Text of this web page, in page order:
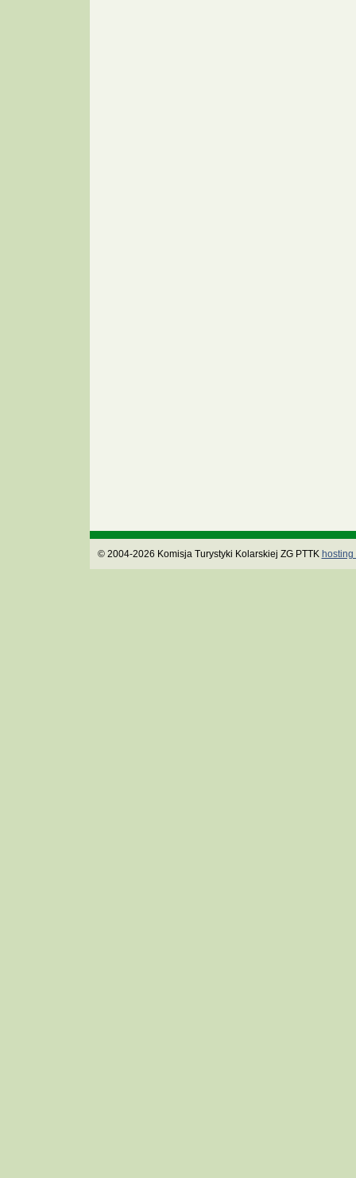
© 2004-2026 Komisja Turystyki Kolarskiej ZG PTTK hosting